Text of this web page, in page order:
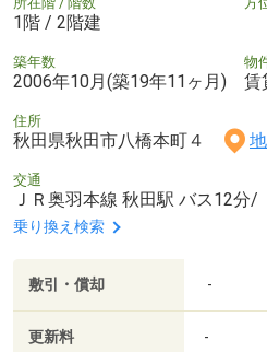
1階 / 2階建
築年数
2006年10月(築19年11ヶ月)
物
賃
住所
秋田県秋田市八橋本町４
交通
ＪＲ奥羽本線 秋田駅 バス12分/
乗り換え検索
敷引・償却 -
更新料 -